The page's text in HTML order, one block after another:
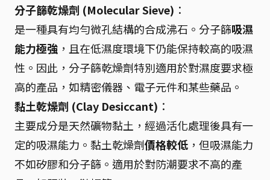
分子篩乾燥劑 (Molecular Sieve) ：
是一種具有均勻微孔結構的合成沸石。分子篩吸濕
能力極強 ，且在低濕度環境下仍能保持較高的吸濕
性。因此，分子篩乾燥劑特別適用於對濕度要求極
高的產品，如精密儀器、電子元件和某些藥品。
黏土乾燥劑 (Clay Desiccant) ：
主要成分是天然礦物黏土，經過活化處理後具有一
定的吸濕能力。黏土乾燥劑價格較低 ，但吸濕能力
不如矽膠和分子篩。適用於對防潮要求不高的產